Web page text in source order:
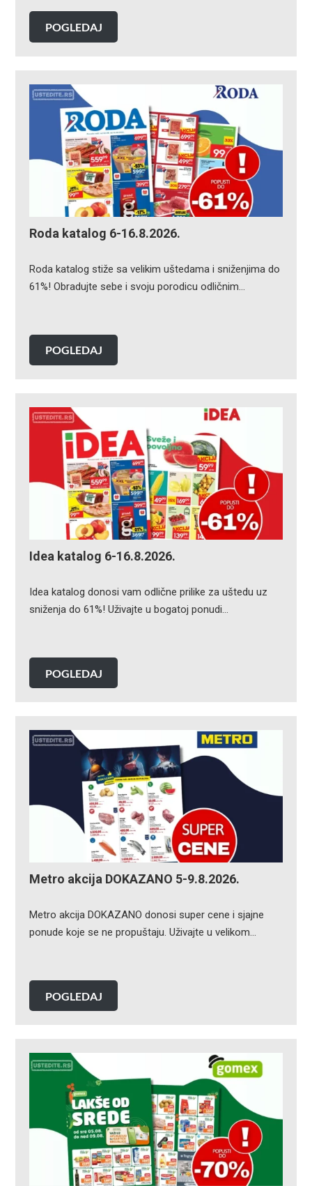
POGLEDAJ
Roda katalog 6-16.8.2026.
Roda katalog stiže sa velikim uštedama i sniženjima do
61%! Obradujte sebe i svoju porodicu odličnim…
POGLEDAJ
Idea katalog 6-16.8.2026.
Idea katalog donosi vam odlične prilike za uštedu uz
sniženja do 61%! Uživajte u bogatoj ponudi…
POGLEDAJ
Metro akcija DOKAZANO 5-9.8.2026.
Metro akcija DOKAZANO donosi super cene i sjajne
ponude koje se ne propuštaju. Uživajte u velikom…
POGLEDAJ